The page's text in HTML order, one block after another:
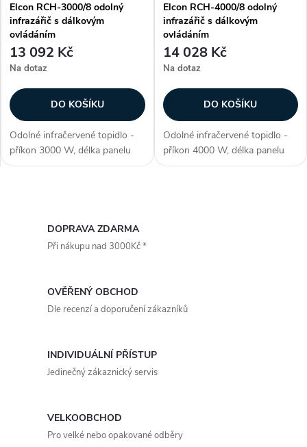
Elcon RCH-3000/8 odolný
infrazářič s dálkovým
ovládáním
13 092 Kč
Na dotaz
DO KOŠÍKU
Odolné infračervené topidlo -
příkon 3000 W, délka panelu
860 mm, voděodolné (krytí IP
Elcon RCH-4000/8 odolný
infrazářič s dálkovým
ovládáním
14 028 Kč
Na dotaz
DO KOŠÍKU
Odolné infračervené topidlo -
příkon 4000 W, délka panelu
860 mm, voděodolné (krytí IP
DOPRAVA ZDARMA
Při nákupu nad 3000Kč *
OVĚŘENÝ OBCHOD
Dle recenzí a doporučení zákazníků
INDIVIDUÁLNÍ PŘÍSTUP
Jedinečný zákaznický servis
VELKOOBCHOD
Pro velké nebo opakované odběry